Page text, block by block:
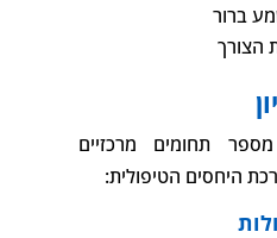
ברור
הצורך
תחומים מרכזיים
היחסים הטיפולית: